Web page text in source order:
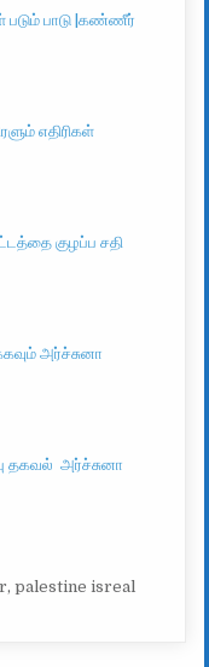
பாடு |கண்ணீர்
எதிரிகள்
குழப்ப சதி
அர்ச்சுனா
தகவல் அர்ச்சுனா
,palestine isreal